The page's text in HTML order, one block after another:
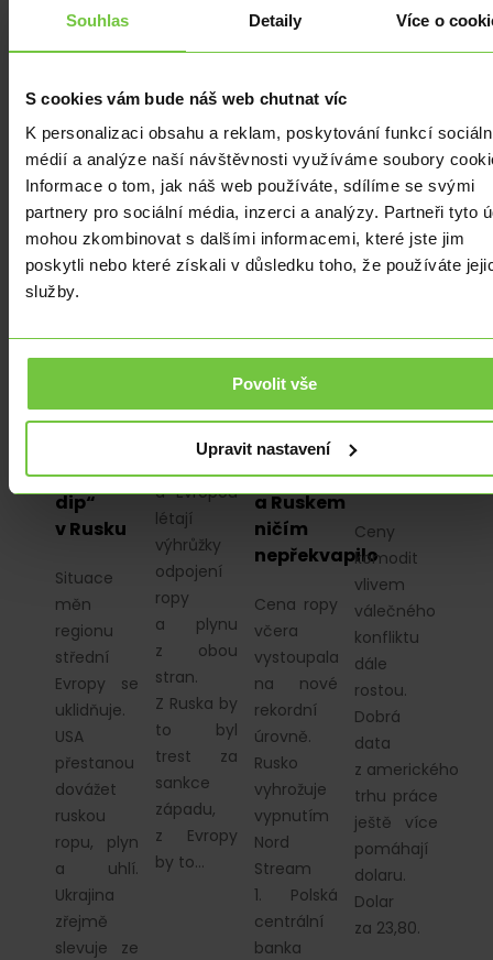
Souhlas Detaily Více o
S cookies vám bude náš web chutnat víc
K personalizaci obsahu a reklam, poskytování funkcí
médií a analýze naší návštěvnosti využíváme soubory
Informace o tom, jak náš web používáte, sdílíme se svými
partnery pro sociální média, inzerci a analýzy. Partneři tyto
mohou zkombinovat s dalšími informacemi, které jste jim
poskytli nebo které získali v důsledku toho, že používáte
služby.
Povolit vše
Upravit nastavení
CPI z ČR
a USA.
zasedá
a o sazbách…
EKONOMIKA |
ZE
využívá
a „koupí
dip“
v Rusku
Situace
měn
regionu
střední
Evropy se
uklidňuje.
USA
přestanou
dovážet
ruskou
ropu, plyn
a uhlí.
Ukrajina
zřejmě
slevuje ze
ZE
Hra
nervů se
stupňuje
Ruskem
a Evropou
létají
výhrůžky
odpojení
ropy
a plynu
z obou
stran.
Z Ruska by
to byl
trest za
sankce
západu,
z Evropy
by to…
EKONOMIKA|
3. kolo
jednání
mezi
Ukrajinou
a Ruskem
ničím
nepřekvapilo
Cena ropy
včera
vystoupala
na nové
rekordní
úrovně.
Rusko
vyhrožuje
vypnutím
Nord
Stream
1. Polská
centrální
banka
EKONOMIKA|
konflikt
nadále
hýbe
trhy
Ceny
komodit
vlivem
válečného
konfliktu
dále
rostou.
Dobrá
data
z amerického
trhu práce
ještě více
pomáhají
dolaru.
Dolar
za 23,80.